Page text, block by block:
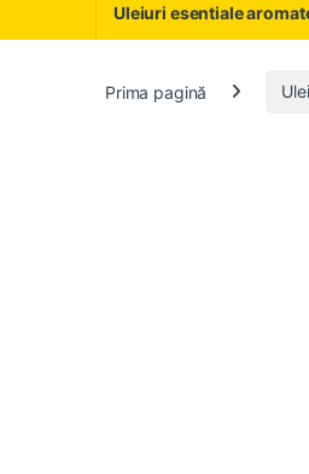
Uleiuri esentiale
Prima pagină